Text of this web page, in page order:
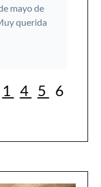
mayo de
querida
1 4 5 6